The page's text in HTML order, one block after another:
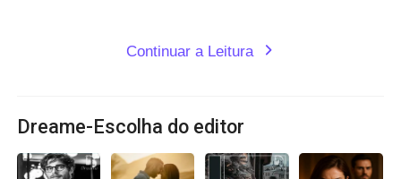
Continuar a Leitura expand_more
Dreame-Escolha do editor